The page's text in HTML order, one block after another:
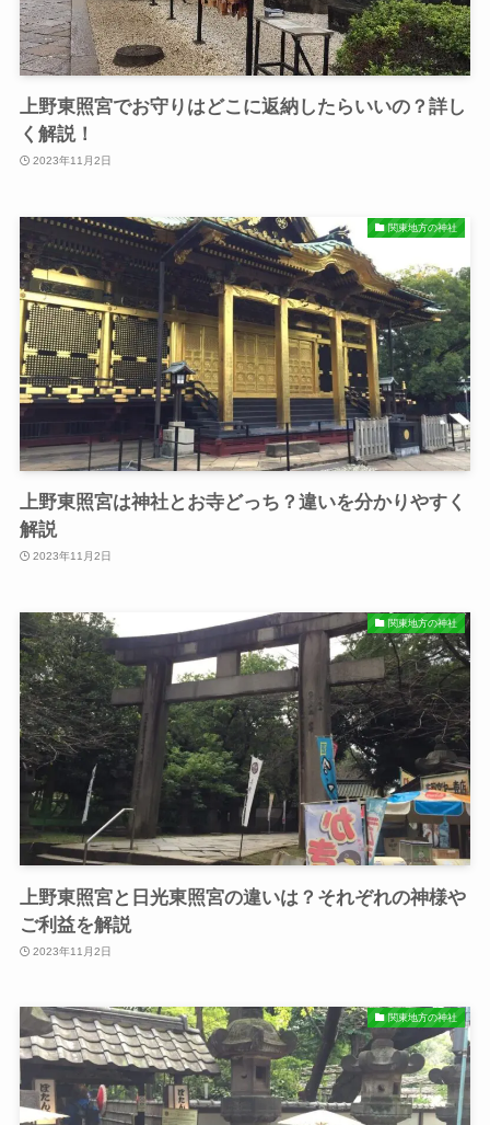
上野東照宮でお守りはどこに返納したらいいの？詳し
く解説！
2023年11月2日
関東地方の神社
上野東照宮は神社とお寺どっち？違いを分かりやすく
解説
2023年11月2日
関東地方の神社
上野東照宮と日光東照宮の違いは？それぞれの神様や
ご利益を解説
2023年11月2日
関東地方の神社